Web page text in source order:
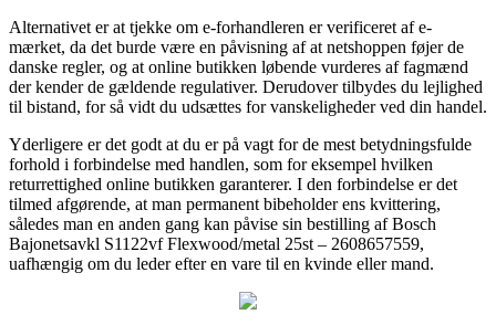
Alternativet er at tjekke om e-forhandleren er verificeret af e-
mærket, da det burde være en påvisning af at netshoppen føjer de
danske regler, og at online butikken løbende vurderes af fagmænd
der kender de gældende regulativer. Derudover tilbydes du lejlighed
til bistand, for så vidt du udsættes for vanskeligheder ved din handel.
Yderligere er det godt at du er på vagt for de mest betydningsfulde
forhold i forbindelse med handlen, som for eksempel hvilken
returrettighed online butikken garanterer. I den forbindelse er det
tilmed afgørende, at man permanent bibeholder ens kvittering,
således man en anden gang kan påvise sin bestilling af Bosch
Bajonetsavkl S1122vf Flexwood/metal 25st – 2608657559,
uafhængig om du leder efter en vare til en kvinde eller mand.